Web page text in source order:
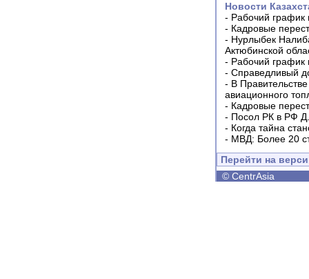
Новости
- Рабочий график
- Кадровые
- Нурлыбек
Актюбинской
- Рабочий график
- Справедливый
- В
авиационного
- Кадровые
- Посол РК в РФ
- Когда тайна
- МВД: Более 20
Перейти на
© CentrAsia